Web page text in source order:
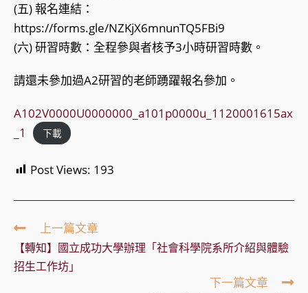
(五) 報名連結：
https://forms.gle/NZKjX6mnunTQ5FBi9
(六) 研習時數：全程參與者核予3小時研習時數。
請還未參加過A2研習的老師踴躍報名參加。
A102V0000U0000000_a101p0000u_1120001615ax
_1
下載
Post Views: 193
Read
more
articles
上一篇文章
【轉知】國立成功大學辦理「社會科學院系所介紹與體驗
招生工作坊」
下一篇文章